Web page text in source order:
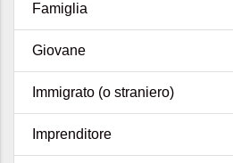
Famiglia
Giovane
Immigrato (o straniero)
Imprenditore